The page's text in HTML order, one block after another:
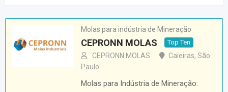
Molas para indústria de Mineração
CEPRONN MOLAS Top Ten
CEPRONN MOLAS Caieiras, São
Paulo
Molas para Indústria de Mineração: